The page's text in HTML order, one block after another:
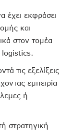
έχει εκφράσει
και
στον τομέα
logistics.
τις εξελίξεις
εμπειρία
ή
στρατηγική